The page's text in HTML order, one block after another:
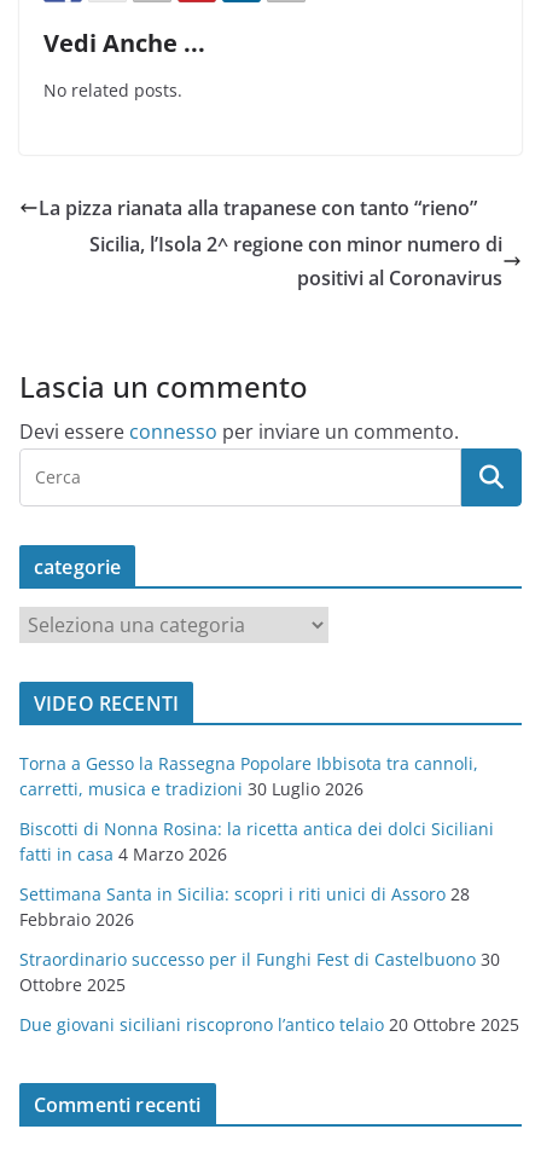
Vedi Anche ...
No related posts.
La pizza rianata alla trapanese con tanto “rieno”
Sicilia, l’Isola 2^ regione con minor numero di
positivi al Coronavirus
Lascia un commento
Devi essere connesso per inviare un commento.
categorie
a
t
o
r
i
e
VIDEO RECENTI
Torna a Gesso la Rassegna Popolare Ibbisota tra cannoli,
carretti, musica e tradizioni 30 Luglio 2026
Biscotti di Nonna Rosina: la ricetta antica dei dolci Siciliani
fatti in casa 4 Marzo 2026
Settimana Santa in Sicilia: scopri i riti unici di Assoro 28
Febbraio 2026
Straordinario successo per il Funghi Fest di Castelbuono 30
Ottobre 2025
Due giovani siciliani riscoprono l’antico telaio 20 Ottobre 2025
Commenti recenti